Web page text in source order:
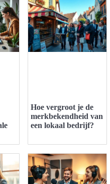
Hoe vergroot je de
merkbekendheid van
een lokaal bedrijf?